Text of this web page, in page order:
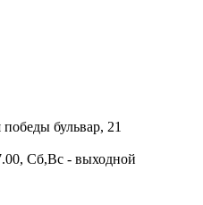
бульвар, 21
Cб,Вс - выходной